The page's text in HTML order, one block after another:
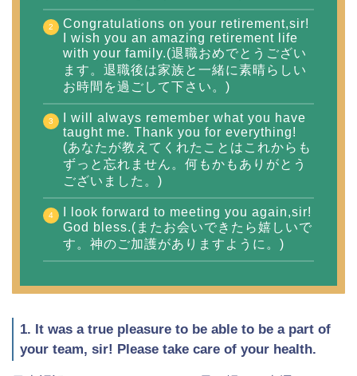
Congratulations on your retirement,sir!
I wish you an amazing retirement life
with your family.(退職おめでとうござい
ます。退職後は家族と一緒に素晴らしい
お時間を過ごして下さい。)
I will always remember what you have
taught me. Thank you for everything!
(あなたが教えてくれたことはこれからも
ずっと忘れません。何もかもありがとう
ございました。)
I look forward to meeting you again,sir!
God bless.(またお会いできたら嬉しいで
す。神のご加護がありますように。)
1. It was a true pleasure to be able to be a part of
your team, sir! Please take care of your health.